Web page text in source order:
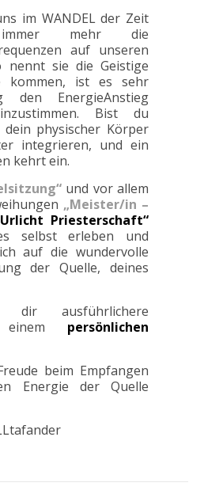
im WANDEL der Zeit
mehr die
auf unseren
nennt sie die Geistige
kommen, ist es sehr
EnergieAnstieg
Bist du
physischer Körper
integrieren, und ein
kehrt ein.
und vor allem
„Meister/in –
Priesterschaft“
selbst erleben und
auf die wundervolle
der Quelle, deines
ausführlichere
einem persönlichen
beim Empfangen
Energie der Quelle